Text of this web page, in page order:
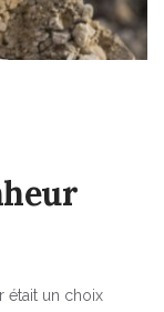
était un choix